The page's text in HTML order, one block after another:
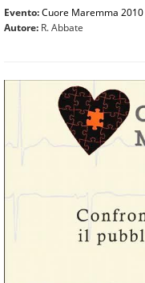
Evento:Cuore Maremma 2010
Autore: R. Abbate